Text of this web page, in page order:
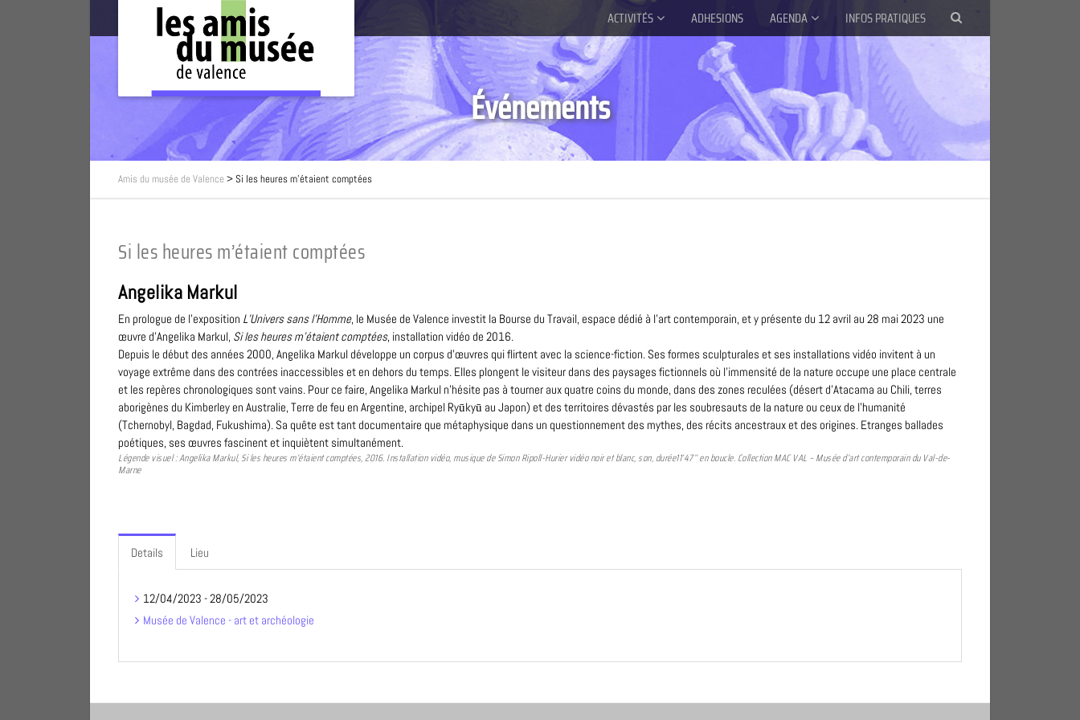
ACTIVITÉS ADHESIONS AGENDA INFOS PRATIQUES
Événements
Amis du musée de Valence >Si les heures m’étaient comptées
Si les heures m’étaient comptées
Angelika Markul
En prologue de l’exposition L’Univers sans l’Homme, le Musée de Valence investit la Bourse du Travail, espace dédié à l’art contemporain, et y présente du 12 avril au 28 mai 2023 une
œuvre d’Angelika Markul, Si les heures m’étaient comptées, installation vidéo de 2016.
Depuis le début des années 2000, Angelika Markul développe un corpus d’œuvres qui flirtent avec la science-fiction. Ses formes sculpturales et ses installations vidéo invitent à un
voyage extrême dans des contrées inaccessibles et en dehors du temps. Elles plongent le visiteur dans des paysages fictionnels où l’immensité de la nature occupe une place centrale
et les repères chronologiques sont vains. Pour ce faire, Angelika Markul n’hésite pas à tourner aux quatre coins du monde, dans des zones reculées (désert d’Atacama au Chili, terres
aborigènes du Kimberley en Australie, Terre de feu en Argentine, archipel Ryūkyū au Japon) et des territoires dévastés par les soubresauts de la nature ou ceux de l’humanité
(Tchernobyl, Bagdad, Fukushima). Sa quête est tant documentaire que métaphysique dans un questionnement des mythes, des récits ancestraux et des origines. Etranges ballades
poétiques, ses œuvres fascinent et inquiètent simultanément.
Légende visuel : Angelika Markul, Si les heures m’étaient comptées, 2016. Installation vidéo, musique de Simon Ripoll-Hurier vidéo noir et blanc, son, durée11’47’’ en boucle. Collection MAC VAL – Musée d’art contemporain du Val-de-
Marne
Details Lieu
12/04/2023 - 28/05/2023
Musée de Valence - art et archéologie